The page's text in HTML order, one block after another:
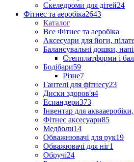
Скеледроми для дітей24
Фітнес та аеробіка2643
Каталог
Все Фітнес та аеробіка
Аксесуари для йоги,
Балансувальні дошки,
Степплатформи і
Бодібари59
Різне7
Гантелі для фітнесу23
Диски здоров'я4
Еспандери373
Інвентар для
Фітнес аксесуари85
Медболи14
Обважнювачі для рук19
Обважювачі для ніг1
Обручі24